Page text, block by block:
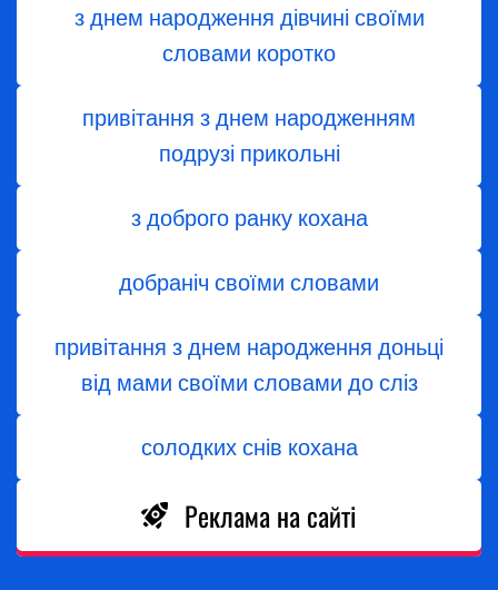
з днем ​​народження дівчині своїми
словами коротко
привітання з днем народженням
подрузі прикольні
з доброго ранку кохана
добраніч своїми словами
привітання з днем народження доньці
від мами своїми словами до сліз
солодких снів кохана
Реклама на сайті